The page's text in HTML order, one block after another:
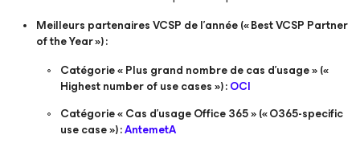
Meilleurs partenaires VCSP de l’année (« Best VCSP Partner
of the Year ») :
Catégorie « Plus grand nombre de cas d’usage » («
Highest number of use cases ») :OCI
Catégorie « Cas d’usage Office 365 » (« O365-specific
use case ») :AntemetA